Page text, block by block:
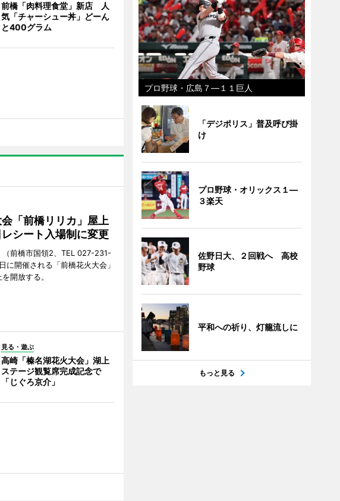
前橋「肉料理食堂」新店 人
気「チャーシュー丼」どーん
と400グラム
「前橋リリカ」屋上
シート入場制に変更
（前橋市国領2、TEL 027-231-
に開催される「前橋花火大会」
開放する。
見る・遊ぶ
高崎「榛名湖花火大会」湖上
ステージ観覧席完成記念で
「じぐろ京介」
プロ野球・広島７―１１巨人
「デジポリス」普及呼び掛
け
プロ野球・オリックス１―
３楽天
佐野日大、２回戦へ 高校
野球
平和への祈り、灯籠流しに
もっと見る